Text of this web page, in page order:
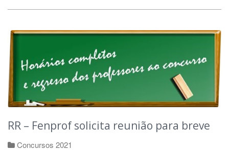
RR – Fenprof solicita reunião para breve
Concursos 2021